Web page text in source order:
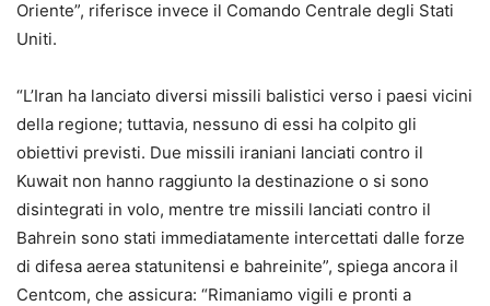
Oriente”, riferisce invece il Comando Centrale degli Stati
Uniti.
“L’Iran ha lanciato diversi missili balistici verso i paesi vicini
della regione; tuttavia, nessuno di essi ha colpito gli
obiettivi previsti. Due missili iraniani lanciati contro il
Kuwait non hanno raggiunto la destinazione o si sono
disintegrati in volo, mentre tre missili lanciati contro il
Bahrein sono stati immediatamente intercettati dalle forze
di difesa aerea statunitensi e bahreinite”, spiega ancora il
Centcom, che assicura: “Rimaniamo vigili e pronti a